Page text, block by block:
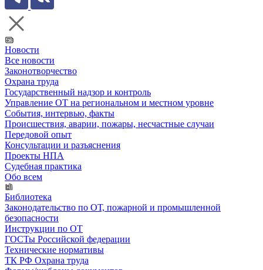
Новости
Все новости
Законотворчество
Охрана труда
Государственный надзор и контроль
Управление ОТ на региональном и местном уровне
События, интервью, факты
Происшествия, аварии, пожары, несчастные случаи
Передовой опыт
Консультации и разъяснения
Проекты НПА
Судебная практика
Обо всем
Библиотека
Законодательство по ОТ, пожарной и промышленной
безопасности
Инструкции по ОТ
ГОСТы Российской федерации
Технические нормативы
ТК РФ Охрана труда